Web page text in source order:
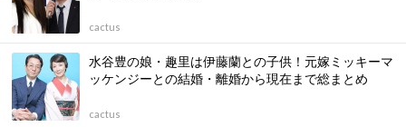
cactus
水谷豊の娘・趣里は伊藤蘭との子供！元嫁ミッキーマ
ッケンジーとの結婚・離婚から現在まで総まとめ
cactus